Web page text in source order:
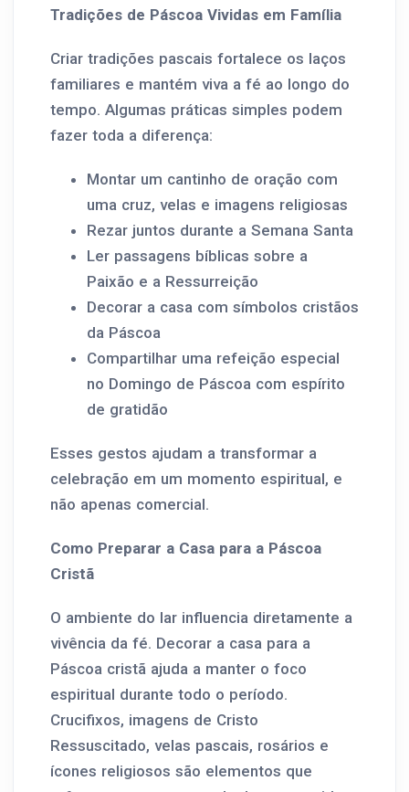
Tradições de Páscoa Vividas em Família
Criar tradições pascais fortalece os laços
familiares e mantém viva a fé ao longo do
tempo. Algumas práticas simples podem
fazer toda a diferença:
Montar um cantinho de oração com
uma cruz, velas e imagens religiosas
Rezar juntos durante a Semana Santa
Ler passagens bíblicas sobre a
Paixão e a Ressurreição
Decorar a casa com símbolos cristãos
da Páscoa
Compartilhar uma refeição especial
no Domingo de Páscoa com espírito
de gratidão
Esses gestos ajudam a transformar a
celebração em um momento espiritual, e
não apenas comercial.
Como Preparar a Casa para a Páscoa
Cristã
O ambiente do lar influencia diretamente a
vivência da fé. Decorar a casa para a
Páscoa cristã ajuda a manter o foco
espiritual durante todo o período.
Crucifixos, imagens de Cristo
Ressuscitado, velas pascais, rosários e
ícones religiosos são elementos que